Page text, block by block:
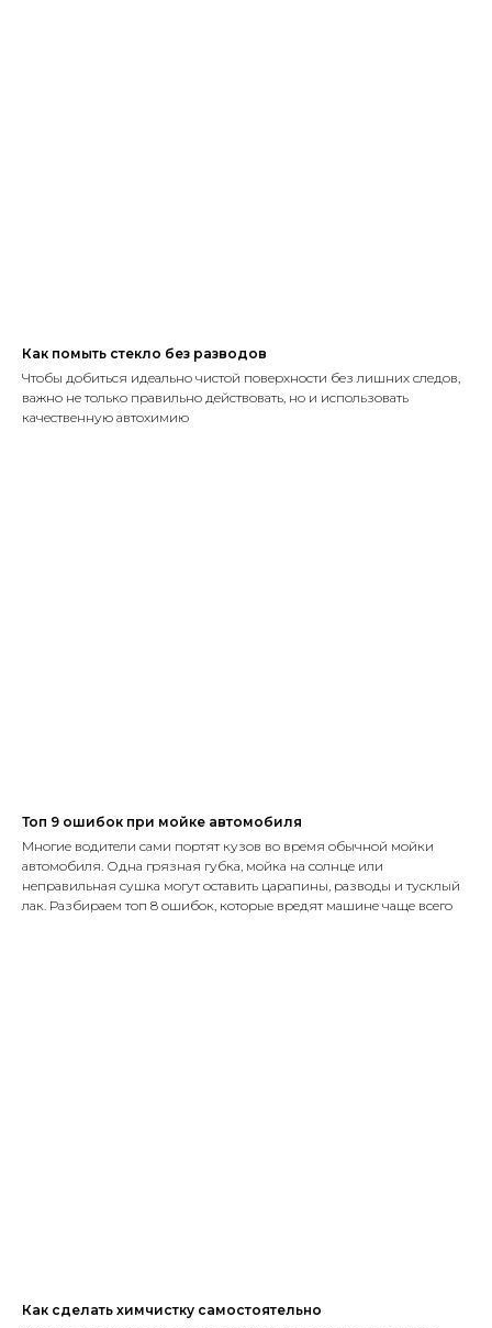
Как помыть стекло без разводов
Чтобы добиться идеально чистой поверхности без лишних следов,
важно не только правильно действовать, но и использовать
качественную автохимию
Топ 9 ошибок при мойке автомобиля
Многие водители сами портят кузов во время обычной мойки
автомобиля. Одна грязная губка, мойка на солнце или
неправильная сушка могут оставить царапины, разводы и тусклый
лак. Разбираем топ 8 ошибок, которые вредят машине чаще всего
Как сделать химчистку самостоятельно